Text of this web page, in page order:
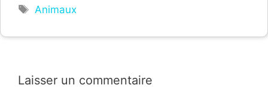
Étiquettes
Animaux
Laisser un commentaire